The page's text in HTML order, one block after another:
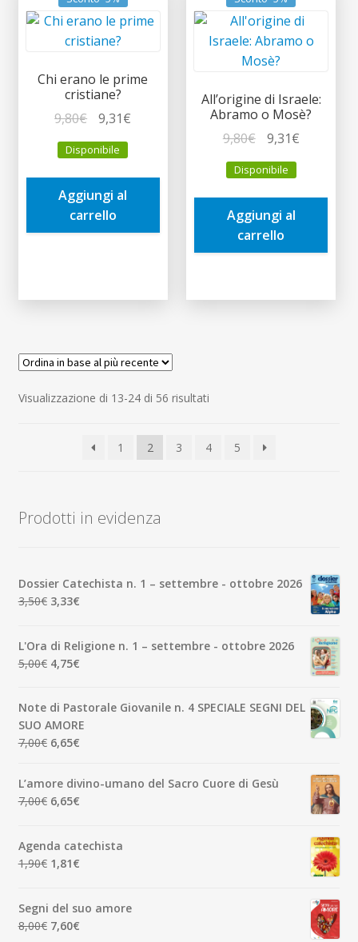
Chi erano le prime
cristiane?
9,80€
prezzo
originale
era:
9,80€.
9,31€
è:
Disponibile
Aggiungi al
carrello
All’origine di Israele:
Abramo o Mosè?
9,80€
prezzo
originale
era:
9,80€.
9,31€Il
è:
Disponibile
Aggiungi al
carrello
Visualizzazione di 13-24 di 56 risultatiOrdina
al
1 2 3 4 5
Prodotti in evidenza
Dossier Catechista n. 1 – settembre - ottobre 2026
3,50€ Il
era:
3,50€.
3,33€Il
è:
3,33€.
L'Ora di Religione n. 1 – settembre - ottobre 2026
5,00€ Il
era:
5,00€.
4,75€Il
è:
4,75€.
Note di Pastorale Giovanile n. 4 SPECIALE SEGNI DEL
SUO AMORE
7,00€ Il
originale
era:
6,65€Il
attuale
è:
L’amore divino-umano del Sacro Cuore di Gesù
7,00€ Il
era:
7,00€.
6,65€Il
è:
6,65€.
Agenda catechista
1,90€ Il
era:
1,90€.
1,81€Il
è:
1,81€.
Segni del suo amore
8,00€ Il
7,60€Il